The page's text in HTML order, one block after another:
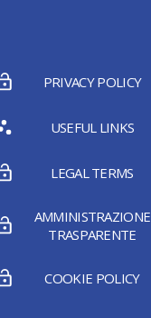
PRIVACY POLICY
USEFUL LINKS
LEGAL TERMS
AMMINISTRAZIONE
TRASPARENTE
COOKIE POLICY